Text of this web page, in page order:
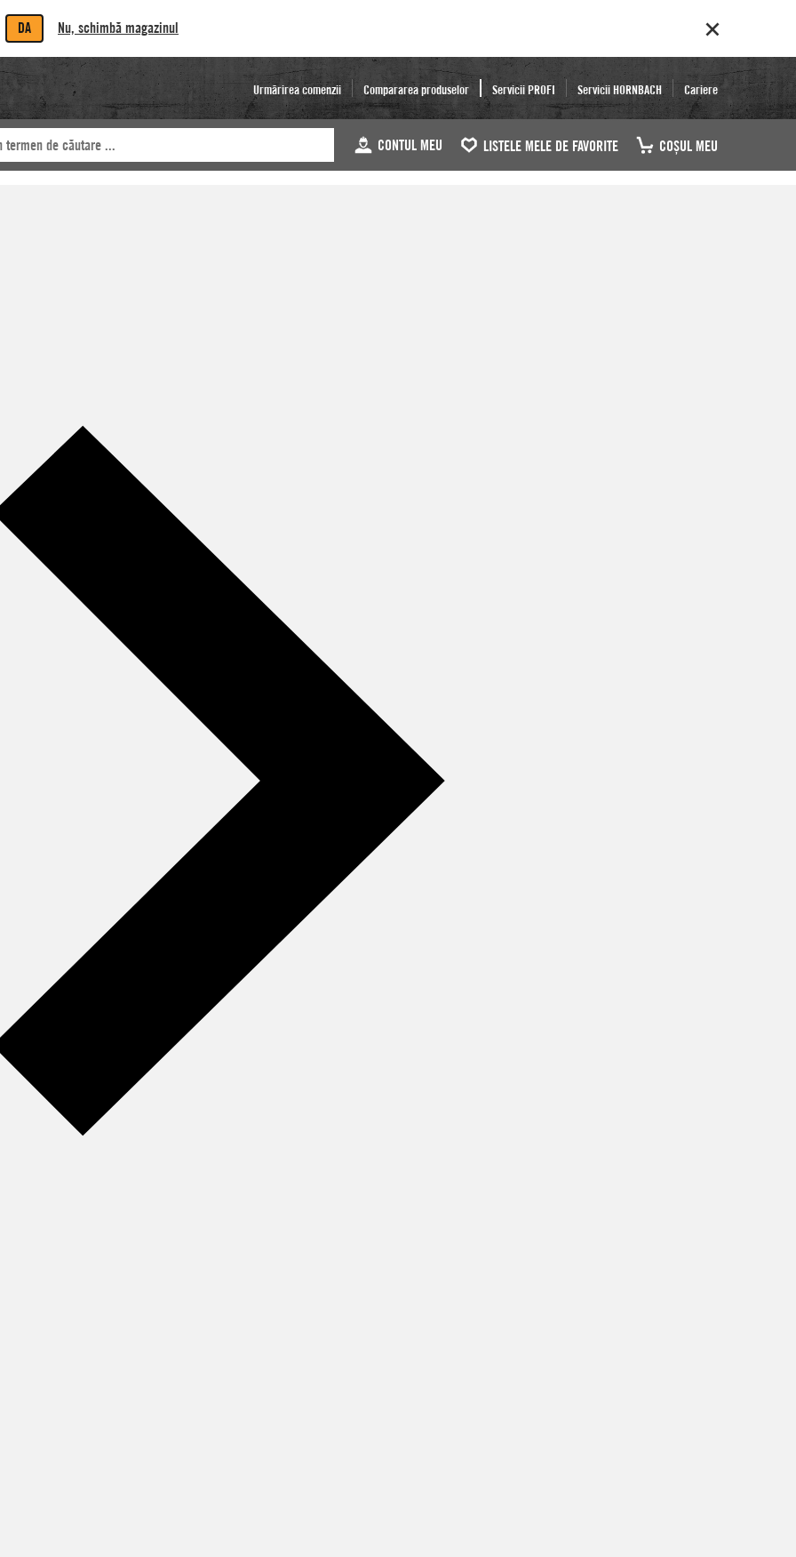
DA Nu, schimbă magazinul
Urmărirea comenzii Compararea produselor Servicii PROFI Servicii HORNBACH Cariere
CONTUL MEU LISTELE MELE DE FAVORITE COŞUL MEU